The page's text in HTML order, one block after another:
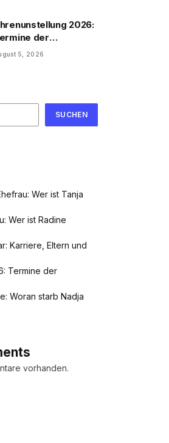
2026:
der
5, 2026
SUCHEN
Wer ist Tanja
Wer ist Radine
Karriere, Eltern und
Termine der
Woran starb Nadja
vorhanden.